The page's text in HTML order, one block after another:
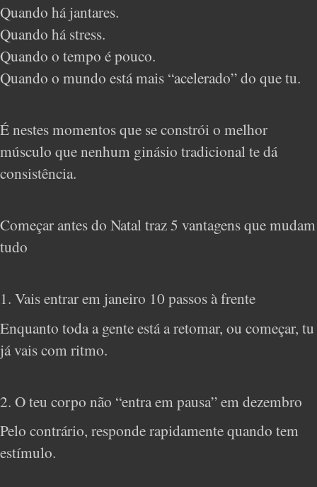
Quando há jantares.
Quando há stress.
Quando o tempo é pouco.
Quando o mundo está mais “acelerado” do que tu.
É nestes momentos que se constrói o melhor
músculo que nenhum ginásio tradicional te dá
consistência.
Começar antes do Natal traz 5 vantagens que mudam
tudo
1. Vais entrar em janeiro 10 passos à frente
Enquanto toda a gente está a retomar, ou começar, tu
já vais com ritmo.
2. O teu corpo não “entra em pausa” em dezembro
Pelo contrário, responde rapidamente quando tem
estímulo.